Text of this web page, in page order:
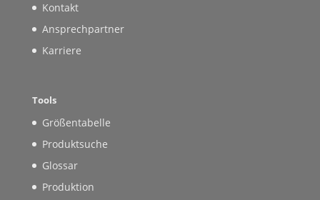
Kontakt
Ansprechpartner
Karriere
Tools
Größentabelle
Produktsuche
Glossar
Produktion